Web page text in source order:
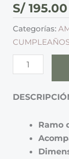
S/195.00
Categorías:
Ramo